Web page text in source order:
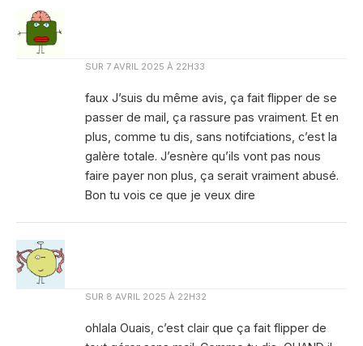
SUR 7 AVRIL 2025 À 22H33
faux J’suis du même avis, ça fait flipper de se
passer de mail, ça rassure pas vraiment. Et en
plus, comme tu dis, sans notifciations, c’est la
galère totale. J’esnère qu’ils vont pas nous
faire payer non plus, ça serait vraiment abusé.
Bon tu vois ce que je veux dire
SUR 8 AVRIL 2025 À 22H32
ohlala Ouais, c’est clair que ça fait flipper de